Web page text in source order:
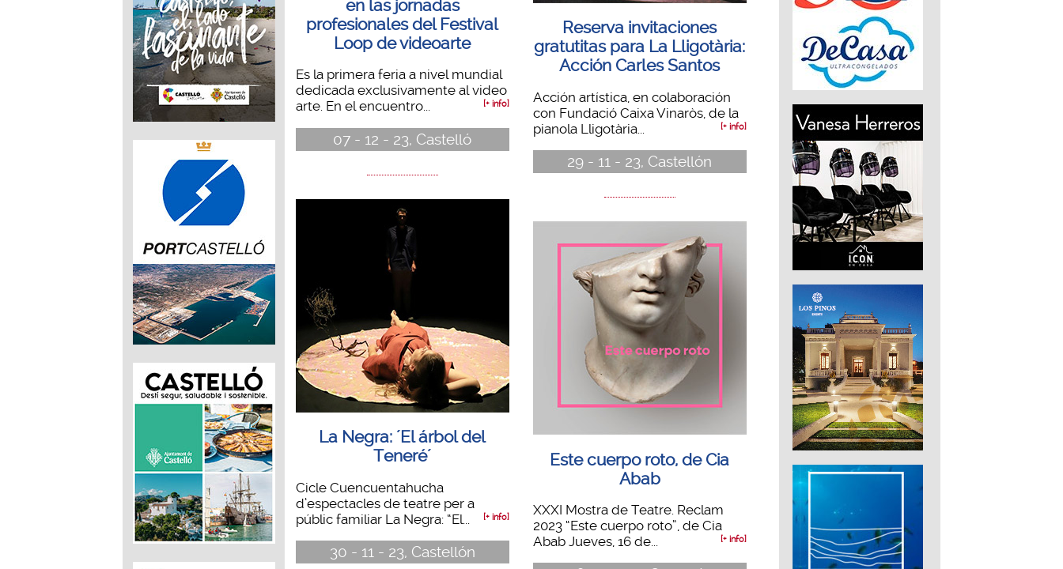
en las jornadas
profesionales del Festival
Loop de videoarte
Es la primera feria a nivel mundial
dedicada exclusivamente al video
arte. En el encuentro...
[+ info]
07 - 12 - 23, Castelló
La Negra: ´El árbol del
Teneré´
Cicle Cuencuentahucha
d’espectacles de teatre per a
públic familiar La Negra: “El...
[+ info]
30 - 11 - 23, Castellón
Reserva invitaciones
gratutitas para La Lligotària:
Acción Carles Santos
Acción artística, en colaboración
con Fundació Caixa Vinaròs, de la
pianola Lligotària...
[+ info]
29 - 11 - 23, Castellón
Este cuerpo roto, de Cia
Abab
XXXI Mostra de Teatre. Reclam
2023 “Este cuerpo roto”, de Cia
Abab Jueves, 16 de...
[+ info]